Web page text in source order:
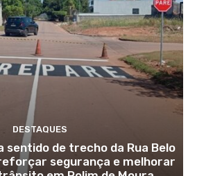
DESTAQUES
sentido de trecho da Rua Belo
segurança e melhorar